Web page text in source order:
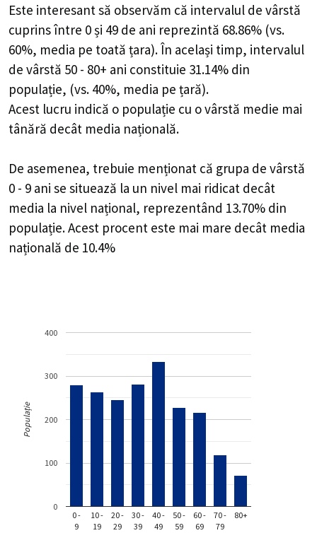
Este interesant să observăm că intervalul de vârstă
cuprins între 0 și 49 de ani reprezintă 68.86% (vs.
60%, media pe toată țara). În același timp, intervalul
de vârstă 50 - 80+ ani constituie 31.14% din
populație, (vs. 40%, media pe țară).
Acest lucru indică o populație cu o vârstă medie mai
tânără decât media națională.
De asemenea, trebuie menționat că grupa de vârstă
0 - 9 ani se situează la un nivel mai ridicat decât
media la nivel național, reprezentând 13.70% din
populație. Acest procent este mai mare decât media
națională de 10.4%
0 -
9
10 -
19
20 -
29
30 -
39
40 -
49
50 -
59
60 -
69
70 -
79
80+
0
100
200
300
400
Populație